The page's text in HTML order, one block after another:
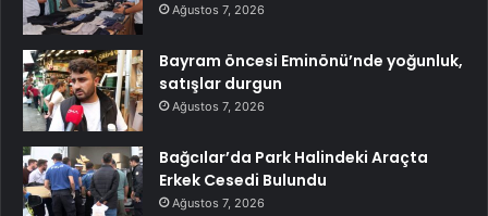
Ağustos 7, 2026
Bayram öncesi Eminönü’nde yoğunluk,
satışlar durgun
Ağustos 7, 2026
Bağcılar’da Park Halindeki Araçta
Erkek Cesedi Bulundu
Ağustos 7, 2026